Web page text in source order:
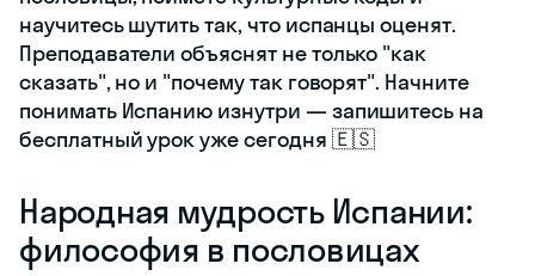
научитесь шутить так, что испанцы оценят.
Преподаватели объяснят не только "как
сказать", но и "почему так говорят". Начните
понимать Испанию изнутри — запишитесь на
бесплатный урок уже сегодня 🇪🇸
Народная мудрость Испании:
философия в пословицах